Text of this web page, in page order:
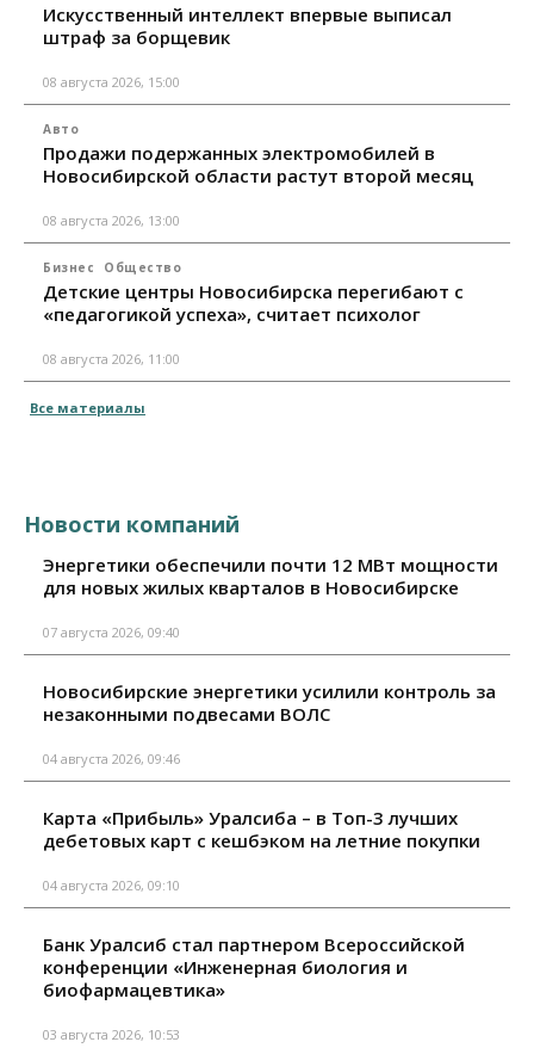
Искусственный интеллект впервые выписал
штраф за борщевик
08 августа 2026, 15:00
Авто
Продажи подержанных электромобилей в
Новосибирской области растут второй месяц
08 августа 2026, 13:00
Бизнес Общество
Детские центры Новосибирска перегибают с
«педагогикой успеха», считает психолог
08 августа 2026, 11:00
Все материалы
Новости компаний
Энергетики обеспечили почти 12 МВт мощности
для новых жилых кварталов в Новосибирске
07 августа 2026, 09:40
Новосибирские энергетики усилили контроль за
незаконными подвесами ВОЛС
04 августа 2026, 09:46
Карта «Прибыль» Уралсиба – в Топ-3 лучших
дебетовых карт с кешбэком на летние покупки
04 августа 2026, 09:10
Банк Уралсиб стал партнером Всероссийской
конференции «Инженерная биология и
биофармацевтика»
03 августа 2026, 10:53